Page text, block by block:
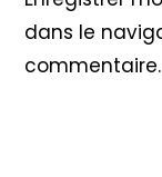
site
(facultatif)
dans le
commentaire.